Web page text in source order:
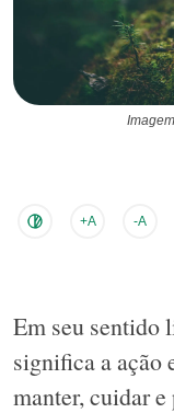
+A -A
Em seu sentido
significa a ação
manter, cuidar